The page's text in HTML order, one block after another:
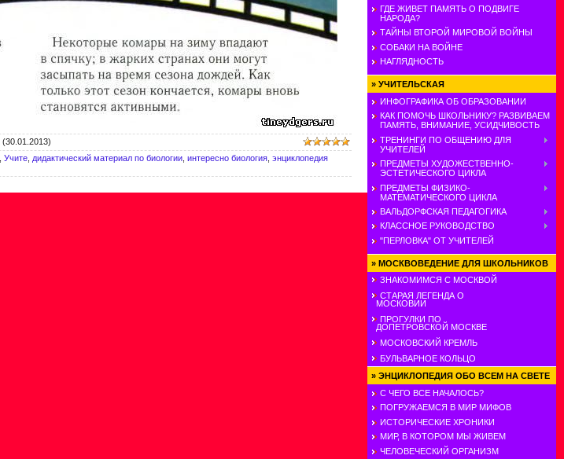
(30.01.2013)
Учите дидактический материал по биологии интересно биология энциклопедия
ГДЕ ЖИВЕТ ПАМЯТЬ О ПОДВИГЕ
НАРОДА?
ТАЙНЫ ВТОРОЙ МИРОВОЙ ВОЙНЫ
СОБАКИ НА ВОЙНЕ
НАГЛЯДНОСТЬ
» УЧИТЕЛЬСКАЯ
ИНФОГРАФИКА ОБ ОБРАЗОВАНИИ
КАК ПОМОЧЬ ШКОЛЬНИКУ? РАЗВИВАЕМ
ПАМЯТЬ, ВНИМАНИЕ, УСИДЧИВОСТЬ
ТРЕНИНГИ ПО ОБЩЕНИЮ ДЛЯ
УЧИТЕЛЕЙ
ПРЕДМЕТЫ ХУДОЖЕСТВЕННО-
ЭСТЕТИЧЕСКОГО ЦИКЛА
ПРЕДМЕТЫ ФИЗИКО-
МАТЕМАТИЧЕСКОГО ЦИКЛА
ВАЛЬДОРФСКАЯ ПЕДАГОГИКА
КЛАССНОЕ РУКОВОДСТВО
"ПЕРЛОВКА" ОТ УЧИТЕЛЕЙ
» МОСКВОВЕДЕНИЕ ДЛЯ ШКОЛЬНИКОВ
ЗНАКОМИМСЯ С МОСКВОЙ
СТАРАЯ ЛЕГЕНДА О
МОСКОВИИ
ПРОГУЛКИ ПО
ДОПЕТРОВСКОЙ МОСКВЕ
МОСКОВСКИЙ КРЕМЛЬ
БУЛЬВАРНОЕ КОЛЬЦО
» ЭНЦИКЛОПЕДИЯ ОБО ВСЕМ НА СВЕТЕ
С ЧЕГО ВСЕ НАЧАЛОСЬ?
ПОГРУЖАЕМСЯ В МИР МИФОВ
ИСТОРИЧЕСКИЕ ХРОНИКИ
МИР, В КОТОРОМ МЫ ЖИВЕМ
ЧЕЛОВЕЧЕСКИЙ ОРГАНИЗМ